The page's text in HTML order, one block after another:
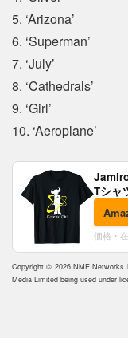
5. ‘Arizona’
6. ‘Superman’
7. ‘July’
8. ‘Cathedrals’
9. ‘Girl’
10. ‘Aeroplane’
Tシャ
価格・
Copyright © 2026 NME Networks
Media Limited being used under